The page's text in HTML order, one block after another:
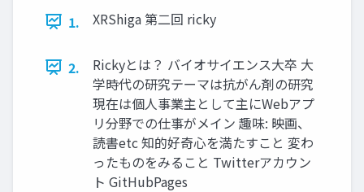
1.
XRShiga 第二回 ricky
2.
Rickyとは？ バイオサイエンス大卒 大
学時代の研究テーマは抗がん剤の研究
現在は個人事業主として主にWebアプ
リ分野での仕事がメイン 趣味: 映画、
読書etc 知的好奇心を満たすこと 変わ
ったものをみること Twitterアカウン
ト GitHubPages